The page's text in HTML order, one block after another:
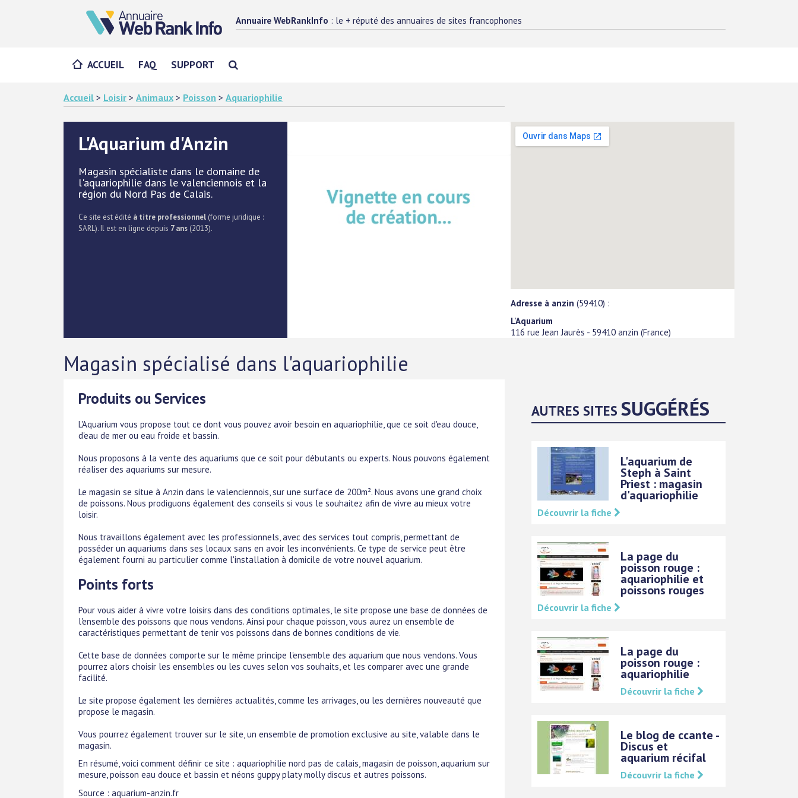
Annuaire WebRankInfo : le + réputé des annuaires de sites francophones
ACCUEIL FAQ SUPPORT
Accueil > Loisir > Animaux > Poisson > Aquariophilie
L'Aquarium d'Anzin
Magasin spécialiste dans le domaine de
l'aquariophilie dans le valenciennois et la
région du Nord Pas de Calais.
Ce site est édité à titre professionnel (forme juridique :
SARL). Il est en ligne depuis 7 ans (2013).
Adresse à anzin (59410) :
L'Aquarium
116 rue Jean Jaurès - 59410 anzin (France)
Magasin spécialisé dans l'aquariophilie
Produits ou Services
L'Aquarium vous propose tout ce dont vous pouvez avoir besoin en aquariophilie, que ce soit d'eau douce,
d'eau de mer ou eau froide et bassin.
Nous proposons à la vente des aquariums que ce soit pour débutants ou experts. Nous pouvons également
réaliser des aquariums sur mesure.
Le magasin se situe à Anzin dans le valenciennois, sur une surface de 200m². Nous avons une grand choix
de poissons. Nous prodiguons également des conseils si vous le souhaitez afin de vivre au mieux votre
loisir.
Nous travaillons également avec les professionnels, avec des services tout compris, permettant de
posséder un aquariums dans ses locaux sans en avoir les inconvénients. Ce type de service peut être
également fourni au particulier comme l'installation à domicile de votre nouvel aquarium.
Points forts
Pour vous aider à vivre votre loisirs dans des conditions optimales, le site propose une base de données de
l'ensemble des poissons que nous vendons. Ainsi pour chaque poisson, vous aurez un ensemble de
caractéristiques permettant de tenir vos poissons dans de bonnes conditions de vie.
Cette base de données comporte sur le même principe l'ensemble des aquarium que nous vendons. Vous
pourrez alors choisir les ensembles ou les cuves selon vos souhaits, et les comparer avec une grande
facilité.
Le site propose également les dernières actualités, comme les arrivages, ou les dernières nouveauté que
propose le magasin.
Vous pourrez également trouver sur le site, un ensemble de promotion exclusive au site, valable dans le
magasin.
En résumé, voici comment définir ce site : aquariophilie nord pas de calais, magasin de poisson, aquarium sur
mesure, poisson eau douce et bassin et néons guppy platy molly discus et autres poissons.
Source : aquarium-anzin.fr
AUTRES SITESSUGGÉRÉS
L'aquarium de
Steph à Saint
Priest : magasin
d'aquariophilie
Découvrir la fiche
La page du
poisson rouge :
aquariophilie et
poissons rouges
Découvrir la fiche
La page du
poisson rouge :
aquariophilie
Découvrir la fiche
Le blog de ccante -
Discus et
aquarium récifal
Découvrir la fiche